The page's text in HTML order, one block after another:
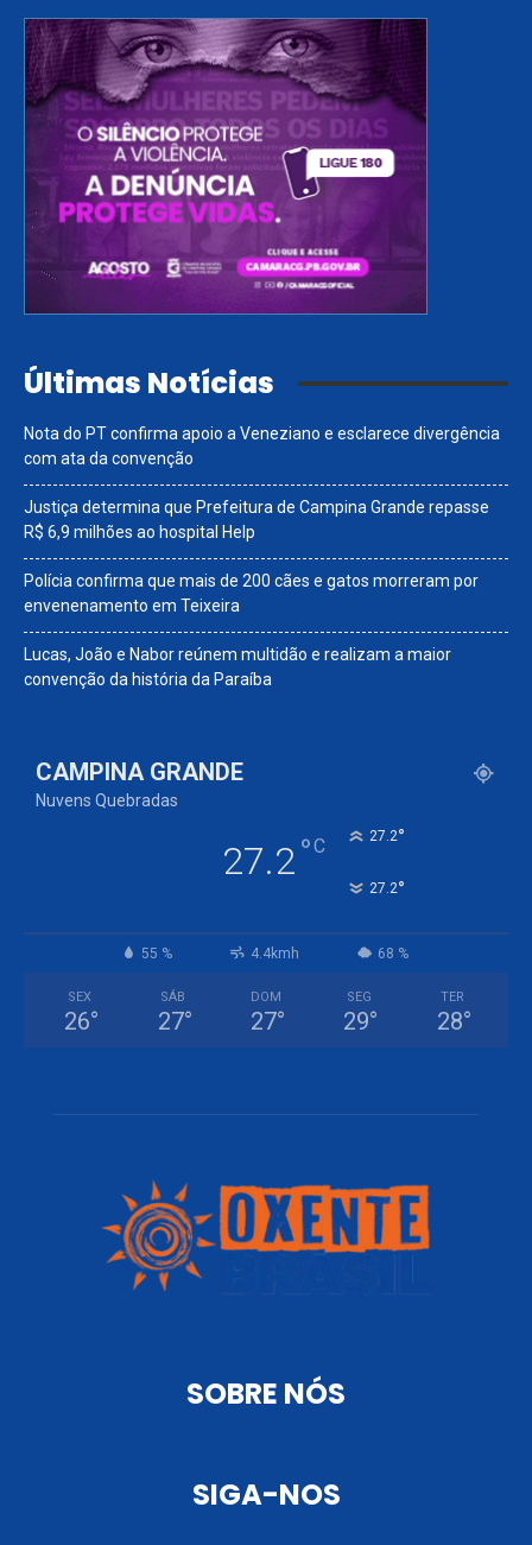
Últimas Notícias
Nota do PT confirma apoio a Veneziano e esclarece divergência
com ata da convenção
Justiça determina que Prefeitura de Campina Grande repasse
R$ 6,9 milhões ao hospital Help
Polícia confirma que mais de 200 cães e gatos morreram por
envenenamento em Teixeira
Lucas, João e Nabor reúnem multidão e realizam a maior
convenção da história da Paraíba
CAMPINA GRANDE
Nuvens Quebradas
27.2°C 27.2°
27.2°
55 % 4.4kmh 68 %
SEX
26°
SÁB
27°
DOM
27°
SEG
29°
TER
28°
SOBRE NÓS
SIGA-NOS